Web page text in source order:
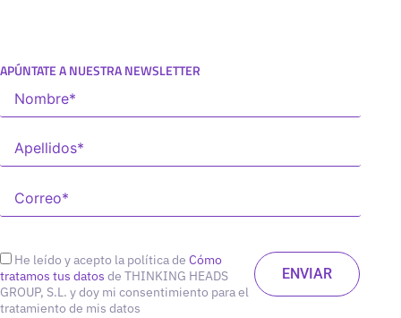
APÚNTATE A NUESTRA NEWSLETTER
He leído y acepto la política de Cómo
tratamos tus datos de THINKING HEADS
GROUP, S.L. y doy mi consentimiento para el
tratamiento de mis datos